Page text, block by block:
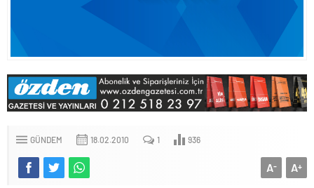
GÜNDEM 18.02.2010 1 936
A+
A-